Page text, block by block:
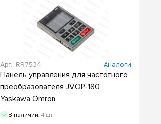
Арт.: RR7534 Аналоги
Панель управления для частотного
преобразователя JVOP-180
Yaskawa Omron
В наличии: 4 шт